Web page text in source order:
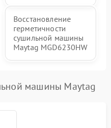
Восстановление
герметичности
сушильной машины
Maytag MGD6230HW
машины Maytag